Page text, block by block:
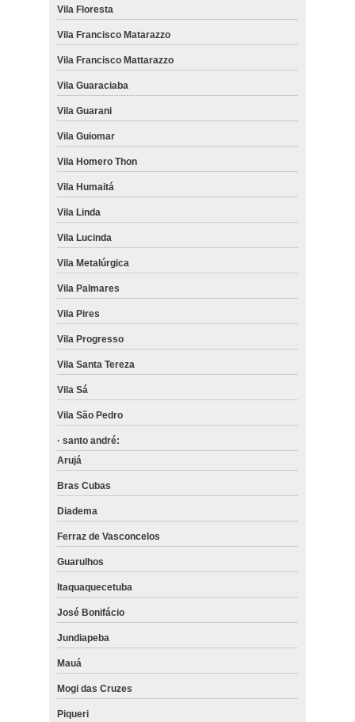
Vila Floresta
Vila Francisco Matarazzo
Vila Francisco Mattarazzo
Vila Guaraciaba
Vila Guarani
Vila Guiomar
Vila Homero Thon
Vila Humaitá
Vila Linda
Vila Lucinda
Vila Metalúrgica
Vila Palmares
Vila Pires
Vila Progresso
Vila Santa Tereza
Vila Sá
Vila São Pedro
· santo andré:
Arujá
Bras Cubas
Diadema
Ferraz de Vasconcelos
Guarulhos
Itaquaquecetuba
José Bonifácio
Jundiapeba
Mauá
Mogi das Cruzes
Piqueri